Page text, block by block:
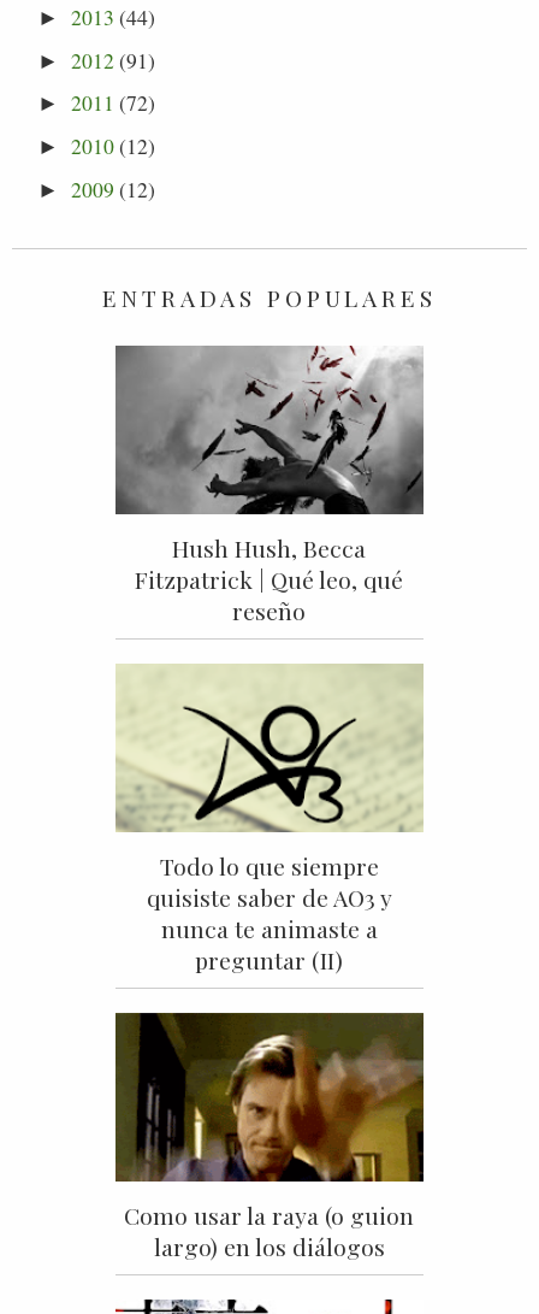
►2013 (44)
►2012(91)
►2011 (72)
►2010(12)
►2009 (12)
ENTRADAS POPULARES
Hush Hush, Becca
Fitzpatrick | Qué leo, qué
reseño
Todo lo que siempre
quisiste saber de AO3 y
nunca te animaste a
preguntar (II)
Como usar la raya (o guion
largo) en los diálogos